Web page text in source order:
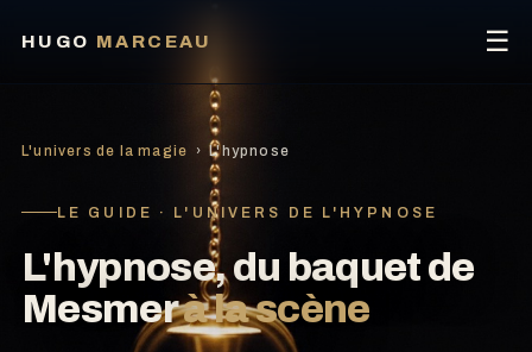
HUGO MARCEAU ☰
L'univers de la magie › L'hypnose
LE GUIDE · L'UNIVERS DE L'HYPNOSE
L'hypnose, du baquet de
Mesmerà la scène